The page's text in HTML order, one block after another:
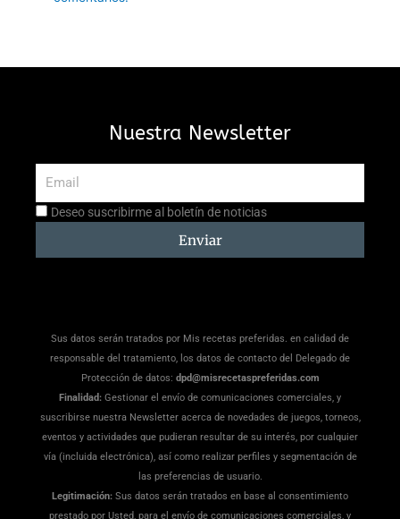
Nuestra Newsletter
Aceptación
Deseo suscribirme al boletín de noticias
Enviar
Sus datos serán tratados por Mis recetas preferidas. en calidad de
responsable del tratamiento, los datos de contacto del Delegado de
Protección de datos: dpd@misrecetaspreferidas.com
Finalidad: Gestionar el envío de comunicaciones comerciales, y
suscribirse nuestra Newsletter acerca de novedades de juegos, torneos,
eventos y actividades que pudieran resultar de su interés, por cualquier
vía (incluida electrónica), así como realizar perfiles y segmentación de
las preferencias de usuario.
Legitimación: Sus datos serán tratados en base al consentimiento
prestado por Usted, para el envío de comunicaciones comerciales, y